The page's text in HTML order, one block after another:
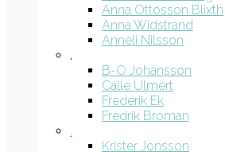
Anna Ottosson Blixth
Anna Widstrand
Anneli Nilsson
.
B-O Johansson
Calle Ulmert
Frederik Ek
Fredrik Broman
.
Krister Jonsson